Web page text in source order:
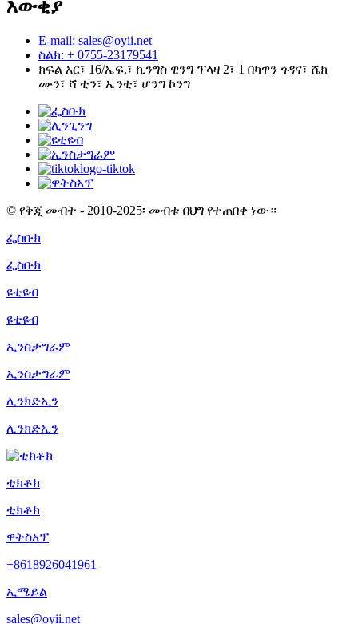
እውቂያ
E-mail: sales@oyii.net
ስልክ: + 0755-23179541
ክፍል አር፣ 16/ኤፍ.፣ ኪንግስ ዊንግ ፕላዛ 2፣ 1 በካዋን ጎዳና፣ ሼክ
ሙን፣ ሻ ቲን፣ ኤንቲ፣ ሆንግ ኮንግ
© የቅጂ መብት - 2010-2025፡ መብቱ በህግ የተጠበቀ ነው።
ፌስቡክ
ፌስቡክ
ዩቲዩብ
ዩቲዩብ
ኢንስታግራም
ኢንስታግራም
ሊንክድኢን
ሊንክድኢን
ቲክቶክ
ቲክቶክ
ዋትስአፕ
+8618926041961
ኢሜይል
sales@oyii.net